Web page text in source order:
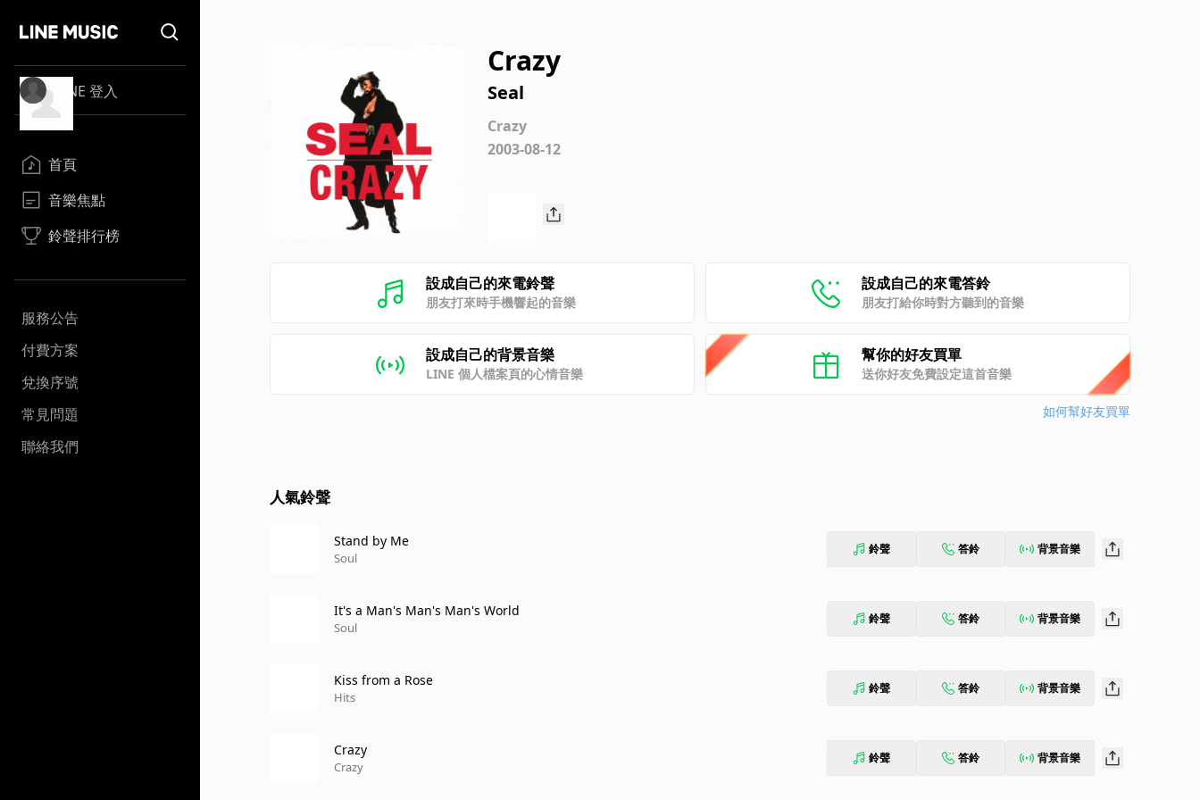
LINE 登入
首頁
音樂焦點
鈴聲排行榜
服務公告
付費方案
兌換序號
常見問題
聯絡我們
Crazy
Seal
Crazy
2003-08-12
設成自己的來電鈴聲
朋友打來時手機響起的音樂
設成自己的來電答鈴
朋友打給你時對方聽到的音樂
設成自己的背景音樂
LINE 個人檔案頁的心情音樂
幫你的好友買單
送你好友免費設定這首音樂
如何幫好友買單
人氣鈴聲
Stand by Me
Soul
鈴聲 答鈴 背景音樂
It's a Man's Man's Man's World
Soul
鈴聲 答鈴 背景音樂
Kiss from a Rose
Hits
鈴聲 答鈴 背景音樂
Crazy
Crazy
鈴聲 答鈴 背景音樂